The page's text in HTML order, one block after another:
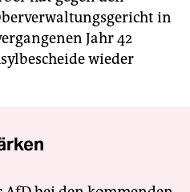
in
Jahr 42
wieder